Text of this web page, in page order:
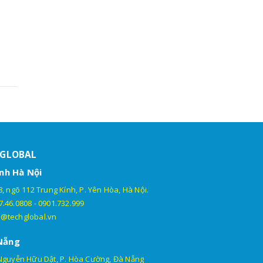
Hà Nội
ngõ 112 Trung Kính, P. Yên Hòa, Hà Nội.
-0901.732.999
Hữu Dật, P. Hòa Cường, Đà Nẵng